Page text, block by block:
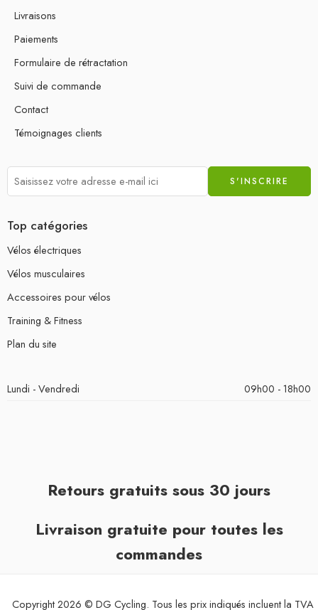
Livraisons
Paiements
Formulaire de rétractation
Suivi de commande
Contact
Témoignages clients
Top catégories
Vélos électriques
Vélos musculaires
Accessoires pour vélos
Training & Fitness
Plan du site
Lundi - Vendredi 09h00 - 18h00
Retours gratuits sous 30 jours
Livraison gratuite pour toutes les
commandes
Copyright 2026 © DG Cycling. Tous les prix indiqués incluent la TVA